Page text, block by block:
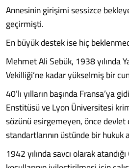
Annesinin girişimi sessizce
geçirmişti.
En büyük destek ise hiç
Mehmet Ali Sebük, 1938 yılında
Vekilliği’ne kadar yükselmiş bir
40’lı yılların başında Fransa’ya
Enstitüsü ve Lyon Üniversitesi
sözünü esirgemeyen, önce
standartlarının üstünde bir hukuk
1942 yılında savcı olarak